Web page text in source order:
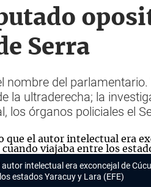
Serra
nombre del
la ultraderecha; la
los órganos policiales el
intelectual era exconcejal de
estados Yaracuy y Lara (EFE)